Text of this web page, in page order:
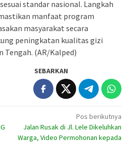
standar nasional. Langkah
manfaat program
masyarakat secara
peningkatan kualitas gizi
Tengah. (AR/Kalped)
SEBARKAN
Pos berikutnya
Jalan Rusak di Jl. Lele Dikeluhkan
Warga, Video Permohonan kepada